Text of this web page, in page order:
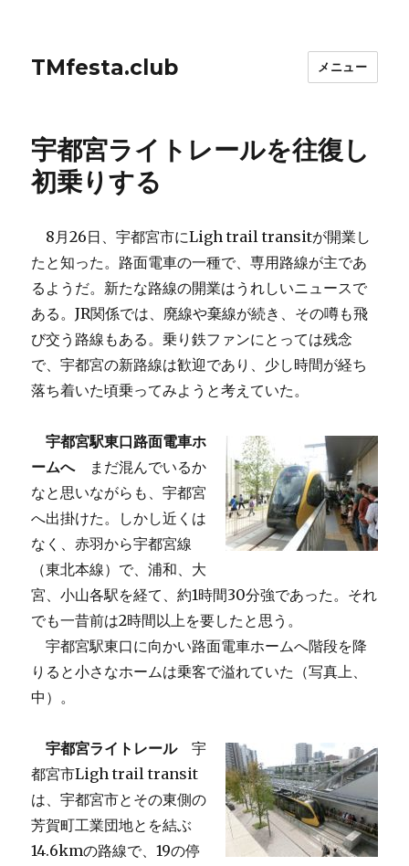
TMfesta.club メニュー
宇都宮ライトレールを往復し
初乗りする
8月26日、宇都宮市にLigh trail transitが開業し
たと知った。路面電車の一種で、専用路線が主であ
るようだ。新たな路線の開業はうれしいニュースで
ある。JR関係では、廃線や棄線が続き、その噂も飛
び交う路線もある。乗り鉄ファンにとっては残念
で、宇都宮の新路線は歓迎であり、少し時間が経ち
落ち着いた頃乗ってみようと考えていた。
宇都宮駅東口路面電車ホ
ームへまだ混んでいるか
なと思いながらも、宇都宮
へ出掛けた。しかし近くは
なく、赤羽から宇都宮線
（東北本線）で、浦和、大
宮、小山各駅を経て、約1時間30分強であった。それ
でも一昔前は2時間以上を要したと思う。
宇都宮駅東口に向かい路面電車ホームへ階段を降
りると小さなホームは乗客で溢れていた（写真上、
中）。
宇都宮ライトレール宇
都宮市Ligh trail transit
は、宇都宮市とその東側の
芳賀町工業団地とを結ぶ
14.6kmの路線で、19の停